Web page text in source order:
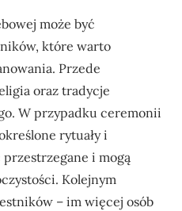
może być
które warto
Przede
oraz tradycje
W przypadku ceremonii
rytuały i
i mogą
Kolejnym
– im więcej osób